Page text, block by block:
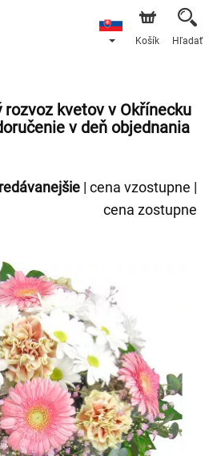
nášho e-shopu.
doručenia je od 11.8.2026 z
Košík Hľadať
rozvoz kvetov v Okřínecku
v deň objednania
| cena vzostupne |
cena zostupne